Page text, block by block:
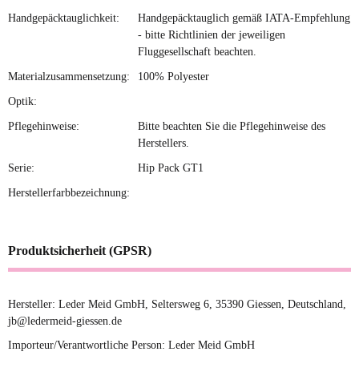
Handgepäcktauglichkeit:
Handgepäcktauglich gemäß IATA-Empfehlung
- bitte Richtlinien der jeweiligen
Fluggesellschaft beachten.
Materialzusammensetzung: 100% Polyester
Optik:
Pflegehinweise:
Bitte beachten Sie die Pflegehinweise des
Herstellers.
Serie: Hip Pack GT1
Herstellerfarbbezeichnung:
Produktsicherheit (GPSR)
Hersteller: Leder Meid GmbH, Seltersweg 6, 35390 Giessen, Deutschland,
jb@ledermeid-giessen.de
Importeur/Verantwortliche Person: Leder Meid GmbH